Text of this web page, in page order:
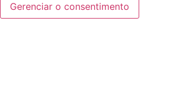
Gerenciar o consentimento